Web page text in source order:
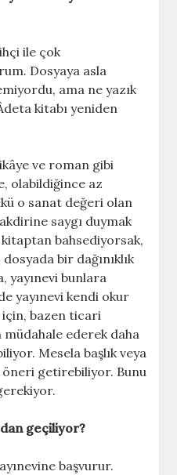
ile çok
Dosyaya asla
ama ne yazık
kitabı yeniden
ve roman gibi
olabildiğince az
o sanat değeri olan
saygı duymak
bahsediyorsak,
bir dağınıklık
yayınevi bunlara
yayınevi kendi okur
için, bazen ticari
müdahale ederek daha
Mesela başlık veya
öneri getirebiliyor. Bunu
geçiliyor?
başvurur.